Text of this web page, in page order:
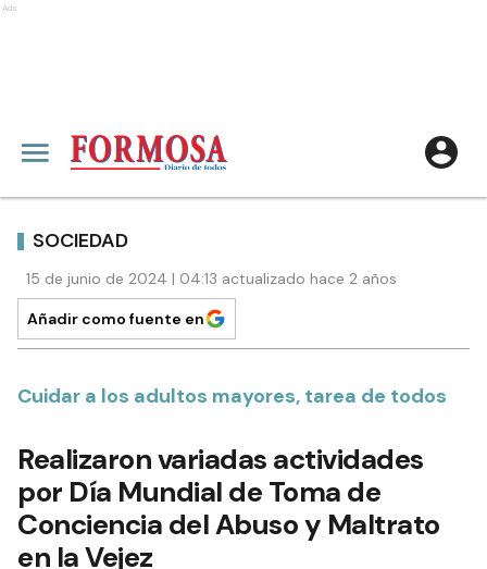
Ads
SOCIEDAD
15 de junio de 2024 | 04:13 actualizado hace 2 años
Añadir como fuente en
Cuidar a los adultos mayores, tarea de todos
Realizaron variadas actividades
por Día Mundial de Toma de
Conciencia del Abuso y Maltrato
en la Vejez